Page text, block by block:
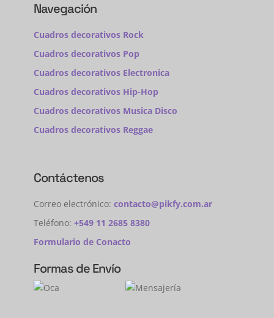
Navegación
Cuadros decorativos Rock
Cuadros decorativos Pop
Cuadros decorativos Electronica
Cuadros decorativos Hip-Hop
Cuadros decorativos Musica Disco
Cuadros decorativos Reggae
Contáctenos
Correo electrónico: contacto@pikfy.com.ar
Teléfono: +549 11 2685 8380
Formulario de Conacto
Formas de Envío